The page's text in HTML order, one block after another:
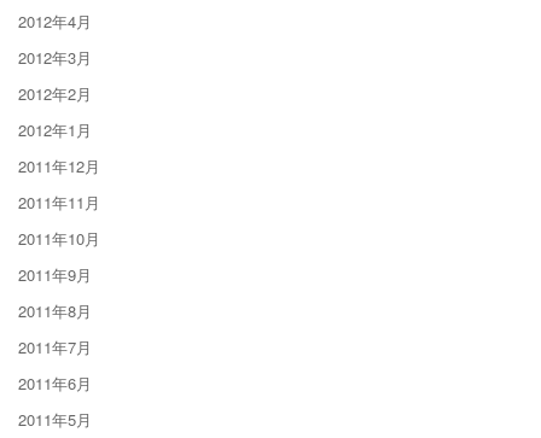
2012年4月
2012年3月
2012年2月
2012年1月
2011年12月
2011年11月
2011年10月
2011年9月
2011年8月
2011年7月
2011年6月
2011年5月